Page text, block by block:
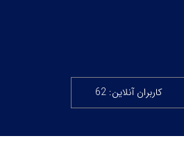
کاربران آنلاین: 62